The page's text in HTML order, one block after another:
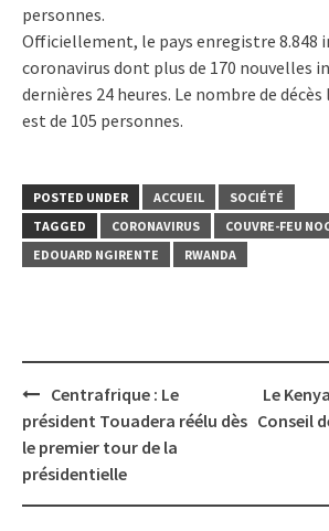
personnes.
Officiellement, le pays enregistre 8.848
coronavirus dont plus de 170 nouvelles
dernières 24 heures. Le nombre de
est de 105 personnes.
POSTED UNDER ACCUEIL
SOCIÉTÉ
TAGGED
CORONAVIRUS COUVRE-FEU
EDOUARD NGIRENTE
RWANDA
Post
navigation
Centrafrique : Le
président Touadera réélu dès
le premier tour de la
présidentielle
Le
Conseil